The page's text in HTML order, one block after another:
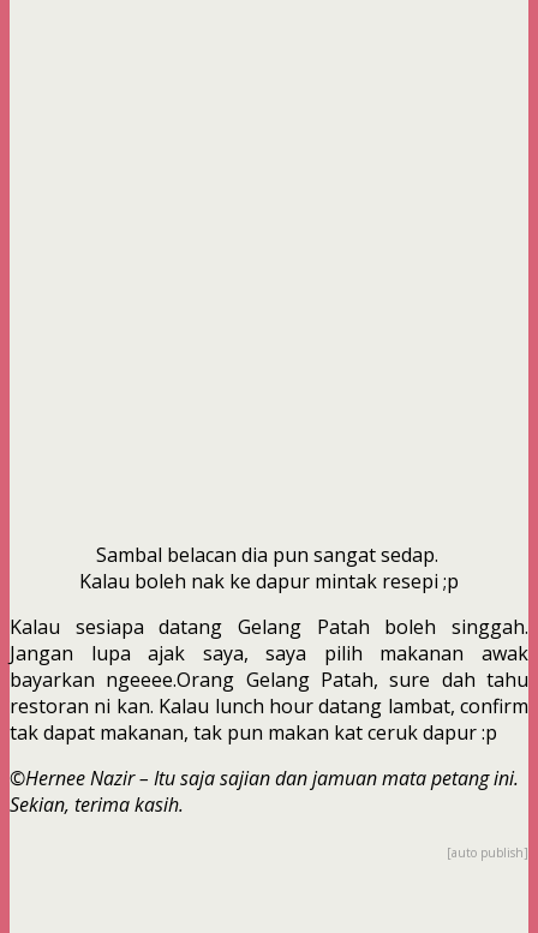
Sambal belacan dia pun sangat sedap.
Kalau boleh nak ke dapur mintak resepi ;p
Kalau sesiapa datang Gelang Patah boleh singgah.
Jangan lupa ajak saya, saya pilih makanan awak
bayarkan ngeeee.Orang Gelang Patah, sure dah tahu
restoran ni kan. Kalau lunch hour datang lambat, confirm
tak dapat makanan, tak pun makan kat ceruk dapur :p
©Hernee Nazir – Itu saja sajian dan jamuan mata petang ini.
Sekian, terima kasih.
[auto publish]